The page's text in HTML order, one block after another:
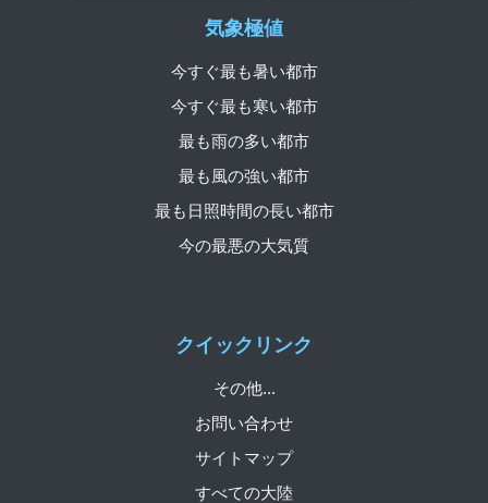
クイックリンク
その他...
お問い合わせ
サイトマップ
すべての大陸
気象極値
今すぐ最も暑い都市
今すぐ最も寒い都市
最も雨の多い都市
最も風の強い都市
最も日照時間の長い都市
今の最悪の大気質